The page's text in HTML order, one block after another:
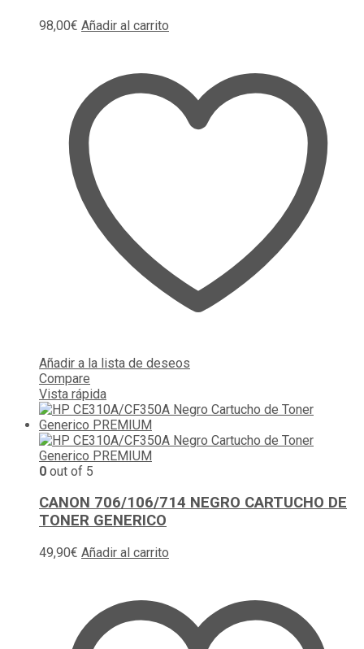
98,00€ Añadir al carrito
Añadir a la lista de deseos
Compare
Vista rápida
0 out of 5
CANON 706/106/714 NEGRO CARTUCHO DE
TONER GENERICO
49,90€ Añadir al carrito